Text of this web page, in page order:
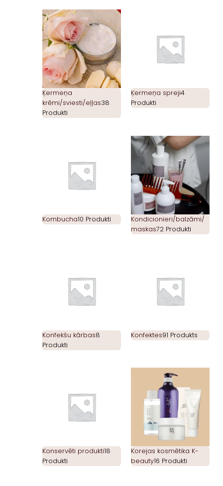
Ķermeņa
krēmi/sviesti/eļļas38
Produkti
Ķermeņa spreji4
Produkti
Kombucha10 Produkti
Kondicionieri/balzāmi/
maskas72 Produkti
Konfekšu kārbas8
Produkti
Konfektes91 Produkts
Konservēti produkti18
Produkti
Korejas kosmētika K-
beauty16 Produkti